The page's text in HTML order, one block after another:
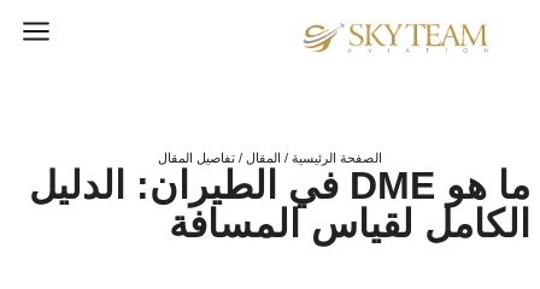
الصفحة الرئيسية / المقال / تفاصيل المقال
ما هو DME في الطيران: الدليل
الكامل لقياس المسافة